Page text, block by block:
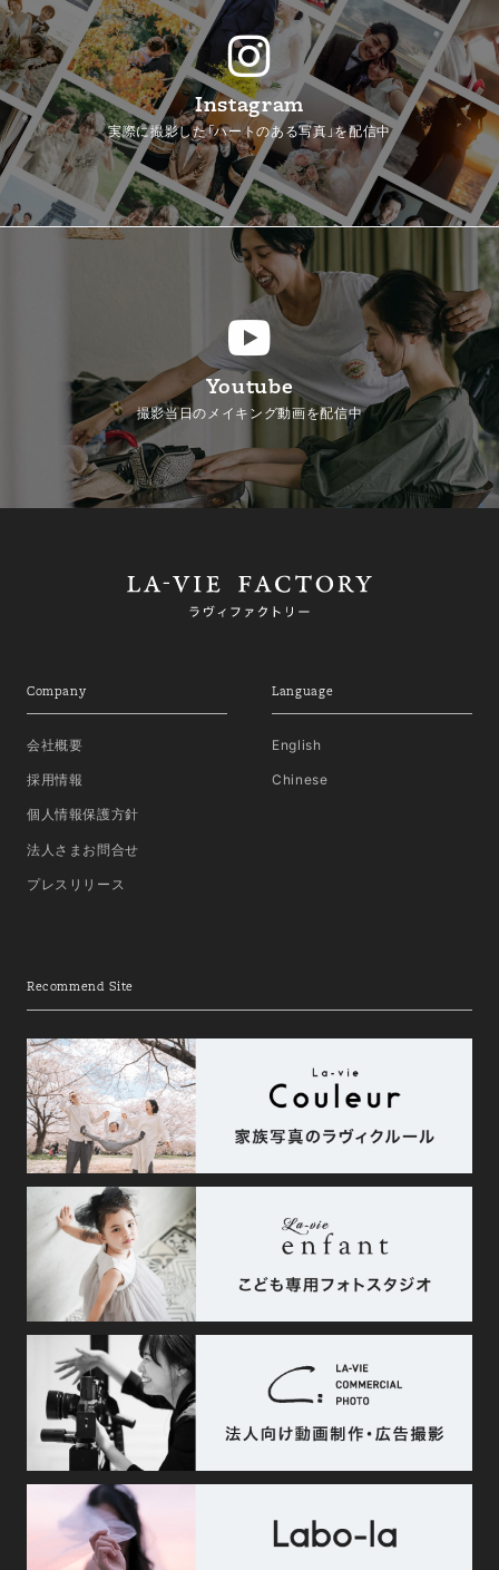
Instagram
実際に撮影した「ハートのある写真」を配信中
Youtube
撮影当日のメイキング動画を配信中
Company
会社概要
採用情報
個人情報保護方針
法人さまお問合せ
プレスリリース
Language
English
Chinese
Recommend Site